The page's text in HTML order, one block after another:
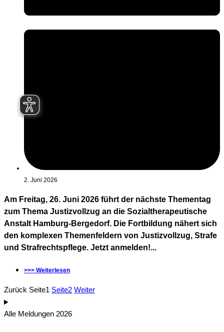
2. Juni 2026
Am Freitag, 26. Juni 2026 führt der nächste Thementag
zum Thema Justizvollzug an die Sozialtherapeutische
Anstalt Hamburg-Bergedorf. Die Fortbildung nähert sich
den komplexen Themenfeldern von Justizvollzug, Strafe
und Strafrechtspflege. Jetzt anmelden!...
>>> Weiterlesen
Zurück Seite1 Seite2 Weiter
Alle Meldungen 2026